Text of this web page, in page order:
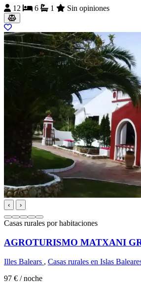
12
6 1 Sin opiniones
‹ ›
Casas rurales por habitaciones
AGROTURISMO MATXANI
Illes Balears , Casas rurales en Islas
97 € / noche